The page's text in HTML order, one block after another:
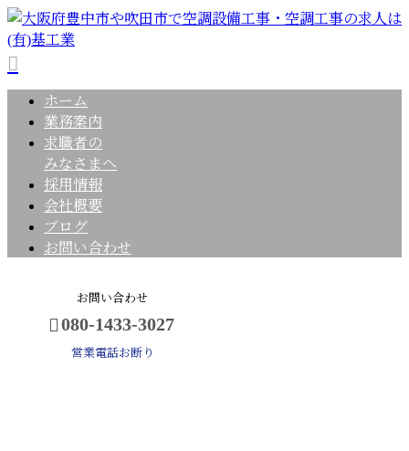
ホーム
業務案内
求職者の
みなさまへ
採用情報
会社概要
ブログ
お問い合わせ
お問い合わせ
080-1433-3027
営業電話お断り